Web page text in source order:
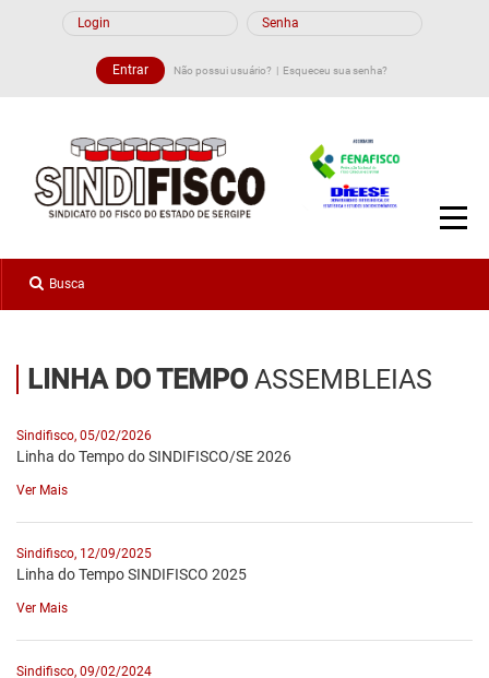
Não possui usuário? Esqueceu sua senha?
LINHA DO TEMPO ASSEMBLEIAS
Sindifisco, 05/02/2026
Linha do Tempo do SINDIFISCO/SE 2026
Ver Mais
Sindifisco, 12/09/2025
Linha do Tempo SINDIFISCO 2025
Ver Mais
Sindifisco, 09/02/2024